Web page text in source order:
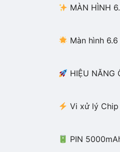
MÀN HÌNH
Màn hình
HIỆU NĂNG
Vi xử lý
PIN